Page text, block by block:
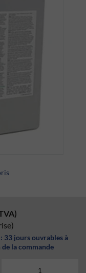
33 jours ouvrables à
la commande